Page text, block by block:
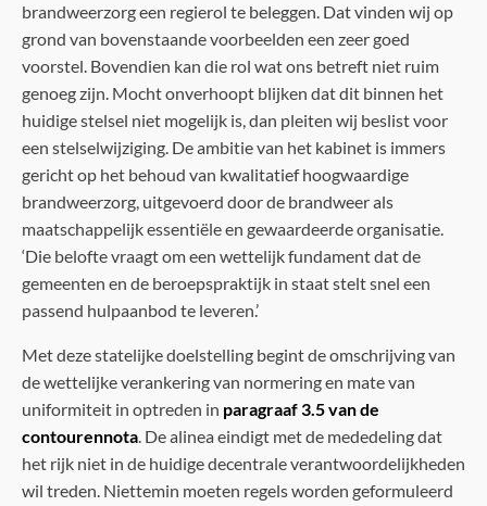
brandweerzorg een regierol te beleggen. Dat vinden wij op
grond van bovenstaande voorbeelden een zeer goed
voorstel. Bovendien kan die rol wat ons betreft niet ruim
genoeg zijn. Mocht onverhoopt blijken dat dit binnen het
huidige stelsel niet mogelijk is, dan pleiten wij beslist voor
een stelselwijziging. De ambitie van het kabinet is immers
gericht op het behoud van kwalitatief hoogwaardige
brandweerzorg, uitgevoerd door de brandweer als
maatschappelijk essentiële en gewaardeerde organisatie.
‘Die belofte vraagt om een wettelijk fundament dat de
gemeenten en de beroepspraktijk in staat stelt snel een
passend hulpaanbod te leveren.’
Met deze statelijke doelstelling begint de omschrijving van
de wettelijke verankering van normering en mate van
uniformiteit in optreden in paragraaf 3.5 van de
contourennota. De alinea eindigt met de mededeling dat
het rijk niet in de huidige decentrale verantwoordelijkheden
wil treden. Niettemin moeten regels worden geformuleerd